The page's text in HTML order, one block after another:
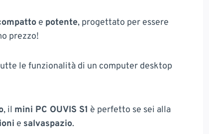
e potente, progettato per essere
prezzo!
le funzionalità di un computer desktop
, il mini PC OUVIS S1 è perfetto se sei alla
e salvaspazio.